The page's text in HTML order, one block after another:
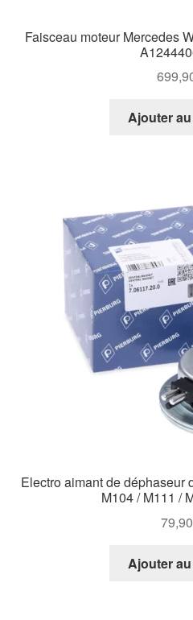
Faisceau moteur Mercedes
Ajouter
Electro aimant de déphaseur
M104 / M111 /
79,90
Ajouter